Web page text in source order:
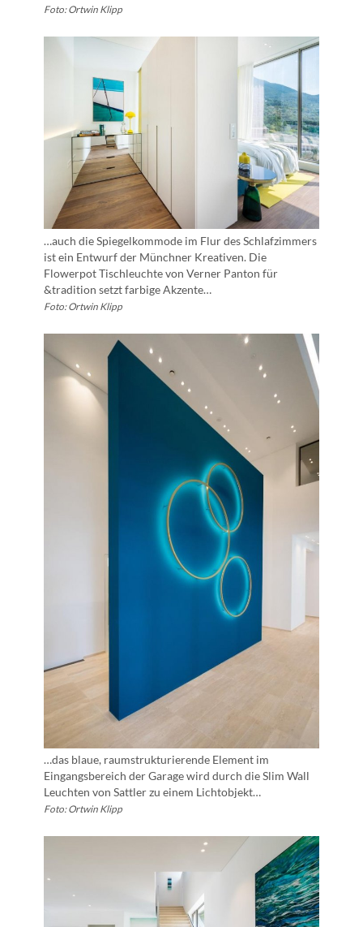
Foto: Ortwin Klipp
…auch die Spiegelkommode im Flur des Schlafzimmers
ist ein Entwurf der Münchner Kreativen. Die
Flowerpot Tischleuchte von Verner Panton für
&tradition setzt farbige Akzente…
Foto: Ortwin Klipp
…das blaue, raumstrukturierende Element im
Eingangsbereich der Garage wird durch die Slim Wall
Leuchten von Sattler zu einem Lichtobjekt…
Foto: Ortwin Klipp